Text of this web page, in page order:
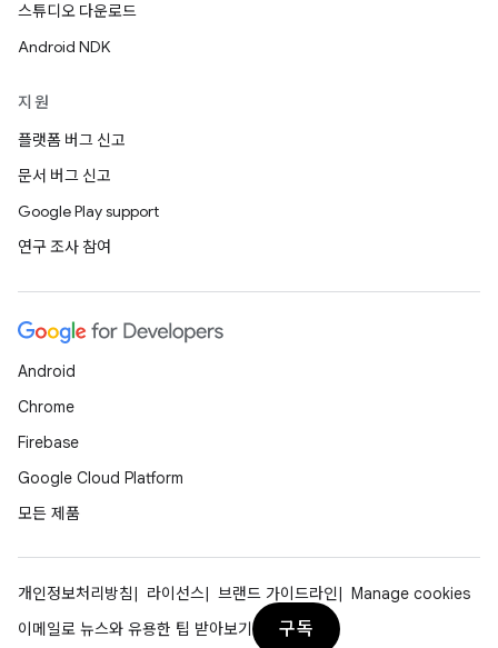
스튜디오 다운로드
Android NDK
지원
플랫폼 버그 신고
문서 버그 신고
Google Play support
연구 조사 참여
Android
Chrome
Firebase
Google Cloud Platform
모든 제품
개인정보처리방침 라이선스 브랜드 가이드라인
Manage cookies
이메일로 뉴스와 유용한 팁 받아보기
구독